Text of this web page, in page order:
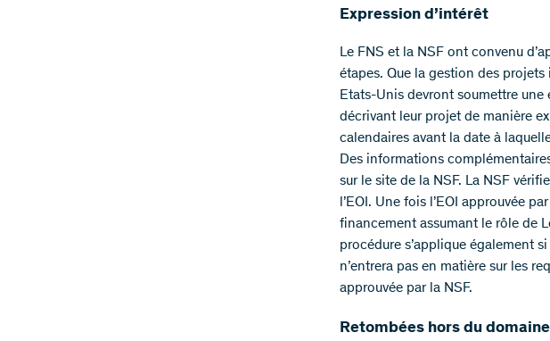
Expression d’intérêt
Le FNS et la NSF ont convenu
étapes. Que la gestion des projets
Etats-Unis devront soumettre une
décrivant leur projet de manière
calendaires avant la date à
Des informations
sur le site de la NSF. La NSF
l’EOI. Une fois l’EOI approuvée
financement assumant le rôle de
procédure s’applique également
n’entrera pas en matière sur les
approuvée par la NSF.
Retombées hors du